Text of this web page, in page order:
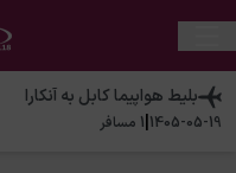
بلیط هواپیماکابل بهآنکارا
1405-05-19
|
1 مسافر